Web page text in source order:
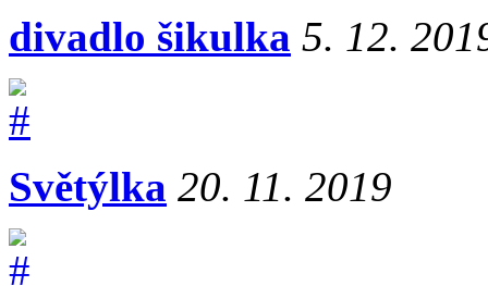
divadlo šikulka 5. 12.
Světýlka 20. 11. 2019